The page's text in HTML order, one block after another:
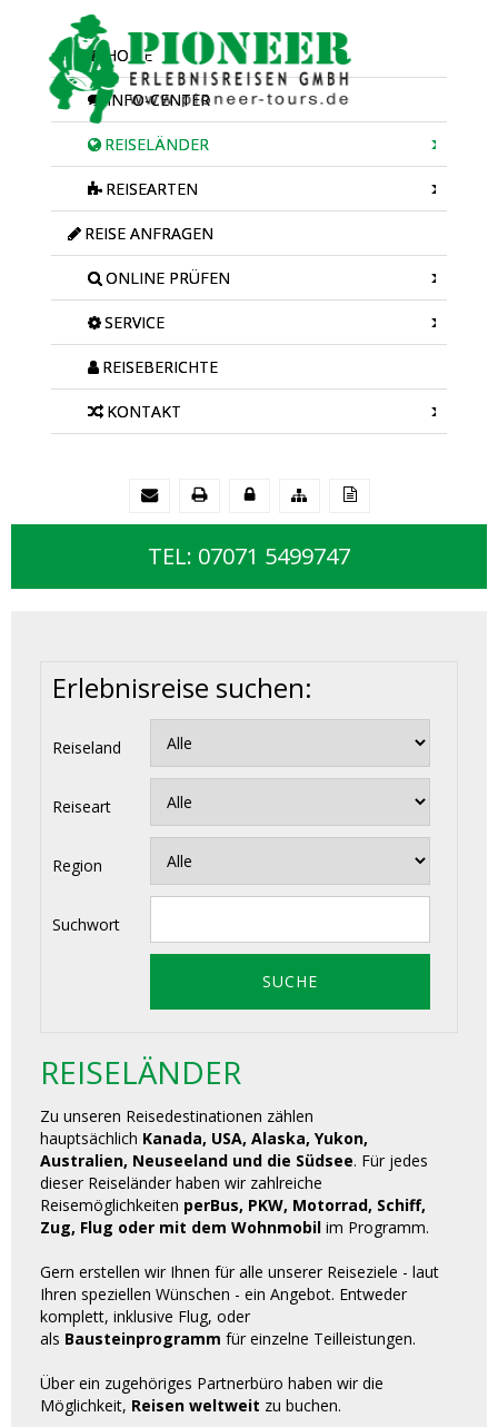
HOME
INFO-CENTER
REISELÄNDER
REISEARTEN
REISE ANFRAGEN
ONLINE PRÜFEN
SERVICE
REISEBERICHTE
KONTAKT
TEL: 07071 5499747
Erlebnisreise suchen:
Reiseland
Reiseart
Region
Suchwort
REISELÄNDER
Zu unseren Reisedestinationen zählen
hauptsächlich Kanada, USA, Alaska, Yukon,
Australien, Neuseeland und die Südsee. Für jedes
dieser Reiseländer haben wir zahlreiche
Reisemöglichkeiten perBus, PKW, Motorrad, Schiff,
Zug, Flug oder mit dem Wohnmobil im Programm.
Gern erstellen wir Ihnen für alle unserer Reiseziele - laut
Ihren speziellen Wünschen - ein Angebot. Entweder
komplett, inklusive Flug, oder
als Bausteinprogramm für einzelne Teilleistungen.
Über ein zugehöriges Partnerbüro haben wir die
Möglichkeit, Reisen weltweit zu buchen.